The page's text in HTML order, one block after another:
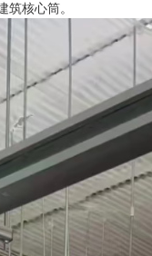
核心筒‌。